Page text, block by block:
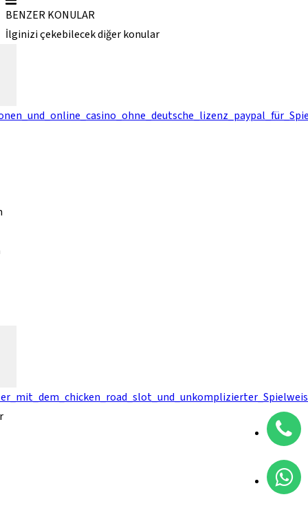
BENZER KONULAR
İlginizi çekebilecek diğer konular